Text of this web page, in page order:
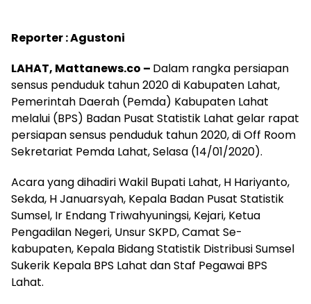
Reporter : Agustoni
LAHAT, Mattanews.co – Dalam rangka persiapan
sensus penduduk tahun 2020 di Kabupaten Lahat,
Pemerintah Daerah (Pemda) Kabupaten Lahat
melalui (BPS) Badan Pusat Statistik Lahat gelar rapat
persiapan sensus penduduk tahun 2020, di Off Room
Sekretariat Pemda Lahat, Selasa (14/01/2020).
Acara yang dihadiri Wakil Bupati Lahat, H Hariyanto,
Sekda, H Januarsyah, Kepala Badan Pusat Statistik
Sumsel, Ir Endang Triwahyuningsi, Kejari, Ketua
Pengadilan Negeri, Unsur SKPD, Camat Se-
kabupaten, Kepala Bidang Statistik Distribusi Sumsel
Sukerik Kepala BPS Lahat dan Staf Pegawai BPS
Lahat.